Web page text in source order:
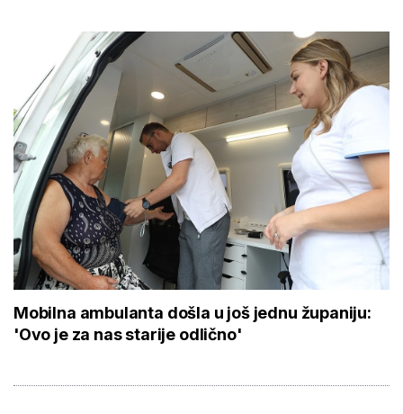
Mobilna ambulanta došla u još jednu županiju:
'Ovo je za nas starije odlično'